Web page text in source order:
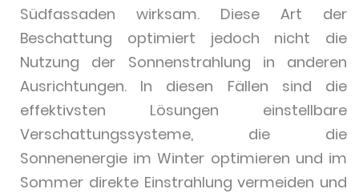
Südfassaden wirksam. Diese Art der
Beschattung optimiert jedoch nicht die
Nutzung der Sonnenstrahlung in anderen
Ausrichtungen. In diesen Fällen sind die
effektivsten Lösungen einstellbare
Verschattungssysteme, die die
Sonnenenergie im Winter optimieren und im
Sommer direkte Einstrahlung vermeiden und